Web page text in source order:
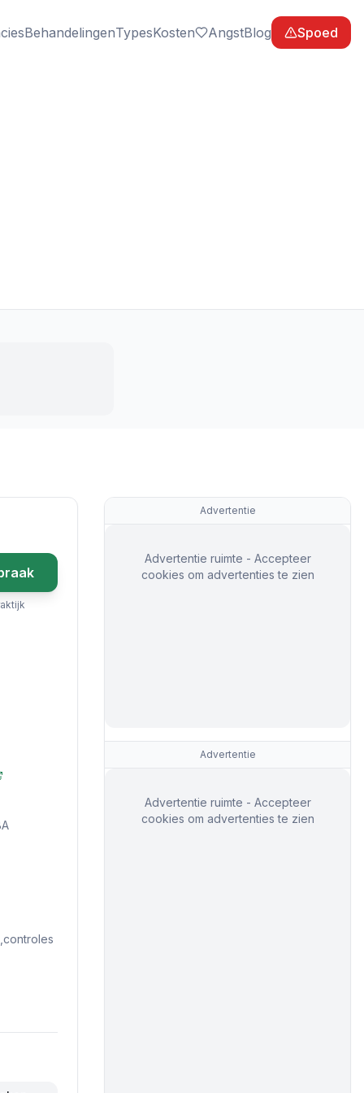
BehandelingenTypesKosten AngstBlog Spoed
Advertentie
Advertentie ruimte - Accepteer
cookies om advertenties te zien
Advertentie
Advertentie ruimte - Accepteer
cookies om advertenties te zien